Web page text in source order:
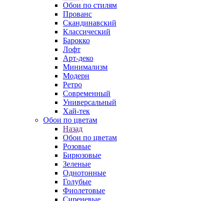
Обои по стилям
Прованс
Скандинавский
Классический
Барокко
Лофт
Арт-деко
Минимализм
Модерн
Ретро
Современный
Универсальный
Хай-тек
Обои по цветам
Назад
Обои по цветам
Розовые
Бирюзовые
Зеленые
Однотонные
Голубые
Фиолетовые